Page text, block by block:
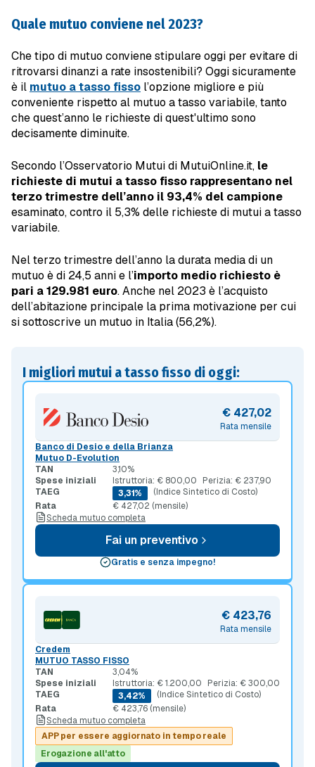
Quale mutuo conviene nel 2023?
Che tipo di mutuo conviene stipulare oggi per evitare di
ritrovarsi dinanzi a rate insostenibili? Oggi sicuramente
è il mutuo a tasso fisso l’opzione migliore e più
conveniente rispetto al mutuo a tasso variabile, tanto
che quest’anno le richieste di quest'ultimo sono
decisamente diminuite.
Secondo l’Osservatorio Mutui di MutuiOnline.it, le
richieste di mutui a tasso fisso rappresentano nel
terzo trimestre dell’anno il 93,4% del campione
esaminato, contro il 5,3% delle richieste di mutui a tasso
variabile.
Nel terzo trimestre dell’anno la durata media di un
mutuo è di 24,5 anni e l’importo medio richiesto è
pari a 129.981 euro. Anche nel 2023 è l’acquisto
dell’abitazione principale la prima motivazione per cui
si sottoscrive un mutuo in Italia (56,2%).
I migliori mutui a tasso fisso di oggi:
Rata mensile
€ 427,02
Banco di Desio e della Brianza
Mutuo D-Evolution
TAN
3,10%
Spese iniziali
Istruttoria: € 800,00
Perizia: € 237,90
TAEG
3,31%
(Indice Sintetico di Costo)
Rata
€ 427,02 (mensile)
Scheda mutuo completa
Fai un preventivo
Gratis e senza impegno!
Rata mensile
€ 423,76
Credem
MUTUO TASSO FISSO
TAN
3,04%
Spese iniziali
Istruttoria: € 1.200,00
Perizia: € 300,00
TAEG
3,42%
(Indice Sintetico di Costo)
Rata
€ 423,76 (mensile)
Scheda mutuo completa
APP per essere aggiornato in tempo reale
Erogazione all'atto